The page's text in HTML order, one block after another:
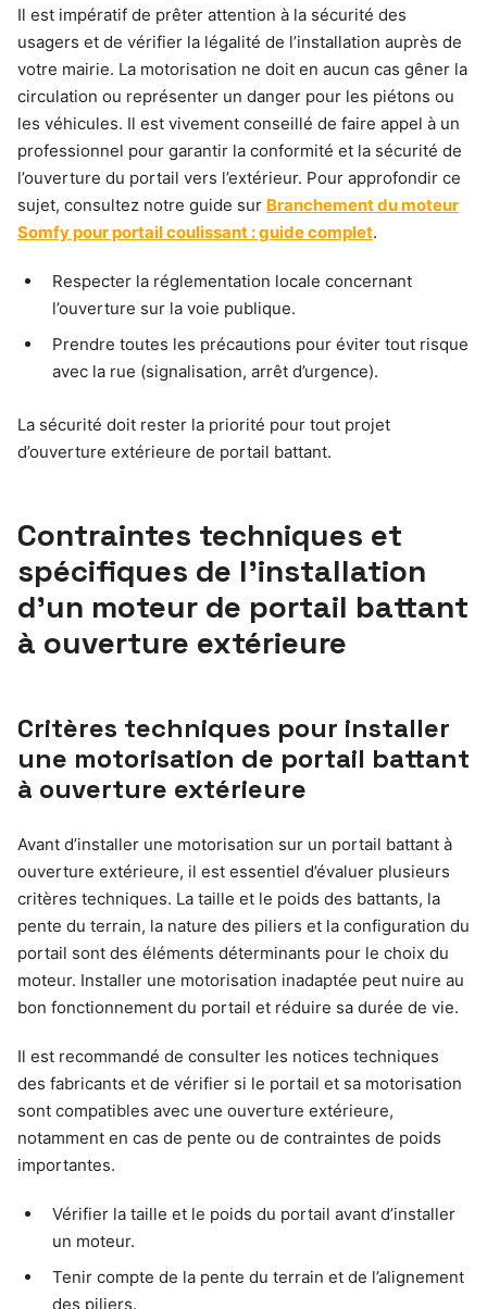
Il est impératif de prêter attention à la sécurité des
usagers et de vérifier la légalité de l’installation auprès de
votre mairie. La motorisation ne doit en aucun cas gêner la
circulation ou représenter un danger pour les piétons ou
les véhicules. Il est vivement conseillé de faire appel à un
professionnel pour garantir la conformité et la sécurité de
l’ouverture du portail vers l’extérieur. Pour approfondir ce
sujet, consultez notre guide sur Branchement du moteur
Somfy pour portail coulissant : guide complet.
Respecter la réglementation locale concernant
l’ouverture sur la voie publique.
Prendre toutes les précautions pour éviter tout risque
avec la rue (signalisation, arrêt d’urgence).
La sécurité doit rester la priorité pour tout projet
d’ouverture extérieure de portail battant.
Contraintes techniques et
spécifiques de l’installation
d’un moteur de portail battant
à ouverture extérieure
Critères techniques pour installer
une motorisation de portail battant
à ouverture extérieure
Avant d’installer une motorisation sur un portail battant à
ouverture extérieure, il est essentiel d’évaluer plusieurs
critères techniques. La taille et le poids des battants, la
pente du terrain, la nature des piliers et la configuration du
portail sont des éléments déterminants pour le choix du
moteur. Installer une motorisation inadaptée peut nuire au
bon fonctionnement du portail et réduire sa durée de vie.
Il est recommandé de consulter les notices techniques
des fabricants et de vérifier si le portail et sa motorisation
sont compatibles avec une ouverture extérieure,
notamment en cas de pente ou de contraintes de poids
importantes.
Vérifier la taille et le poids du portail avant d’installer
un moteur.
Tenir compte de la pente du terrain et de l’alignement
des piliers.